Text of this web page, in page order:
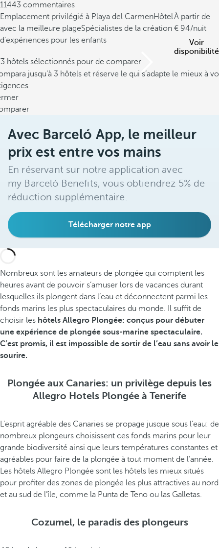
11443 commentaires
Emplacement privilégié à Playa del CarmenHôtel
avec la meilleure plageSpécialistes de la création
d’expériences pour les enfants
À partir de
94/nuit
Voir
disponibilité
hôtels sélectionnés pour de comparer
jusqu’à 3 hôtels et réserve le qui s’adapte le mieux à
Avec Barceló App, le meilleur
prix est entre vos mains
En réservant sur notre application avec
my Barceló Benefits, vous obtiendrez 5% de
réduction supplémentaire.
Télécharger notre app
Nombreux sont les amateurs de plongée qui comptent les
heures avant de pouvoir s’amuser lors de vacances durant
lesquelles ils plongent dans l’eau et déconnectent parmi les
fonds marins les plus spectaculaires du monde. Il suffit de
choisir les hôtels Allegro Plongée: conçus pour débuter
une expérience de plongée sous-marine spectaculaire.
C’est promis, il est impossible de sortir de l’eau sans avoir le
sourire.
Plongée aux Canaries: un privilège depuis les
Allegro Hotels Plongée à Tenerife
L’esprit agréable des Canaries se propage jusque sous l’eau: de
nombreux plongeurs choisissent ces fonds marins pour leur
grande biodiversité ainsi que leurs températures constantes et
agréables pour faire de la plongée à tout moment de l’année.
Les hôtels Allegro Plongée sont les hôtels les mieux situés
pour profiter des zones de plongée les plus attractives au nord
et au sud de l’île, comme la Punta de Teno ou las Galletas.
Cozumel, le paradis des plongeurs